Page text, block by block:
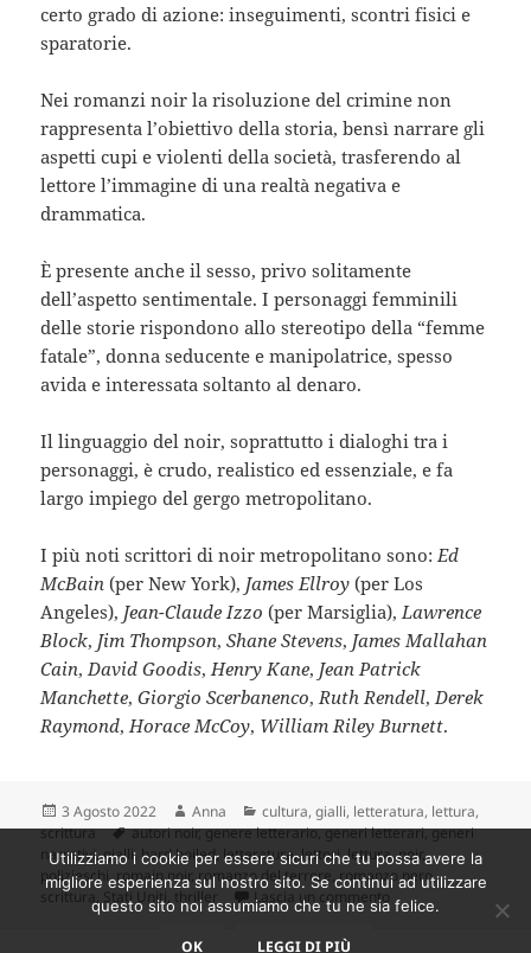
certo grado di azione: inseguimenti, scontri fisici e
sparatorie.
Nei romanzi noir la risoluzione del crimine non
rappresenta l’obiettivo della storia, bensì narrare gli
aspetti cupi e violenti della società, trasferendo al
lettore l’immagine di una realtà negativa e
drammatica.
È presente anche il sesso, privo solitamente
dell’aspetto sentimentale. I personaggi femminili
delle storie rispondono allo stereotipo della “femme
fatale”, donna seducente e manipolatrice, spesso
avida e interessata soltanto al denaro.
Il linguaggio del noir, soprattutto i dialoghi tra i
personaggi, è crudo, realistico ed essenziale, e fa
largo impiego del gergo metropolitano.
I più noti scrittori di noir metropolitano sono:Ed
McBain (per New York), James Ellroy (per Los
Angeles), Jean-Claude Izzo (per Marsiglia),Lawrence
Block, Jim Thompson,Shane Stevens, James Mallahan
Cain,David Goodis,Henry Kane, Jean Patrick
Manchette,Giorgio Scerbanenco,Ruth Rendell,Derek
Raymond,Horace McCoy, William Riley Burnett.
Scritto
il
3 Agosto 2022 Autore
Anna Categorie
cultura,gialli, letteratura, lettura,
scrittura
Tag
autori noir,genere letterario,generi letterari,generi
narrativi,gialli,hard boiled, letteratura,lettori,lettura,noir,
polizieschi,romain noir,romanzo del terrore,romanzo nero,
scrittura , Stati Uniti, thriller Lascia un commento su Noir: un genere
Utilizziamo i cookie per essere sicuri che tu possa avere la
migliore esperienza sul nostro sito. Se continui ad utilizzare
questo sito noi assumiamo che tu ne sia felice.
OK LEGGI DI PIÙ